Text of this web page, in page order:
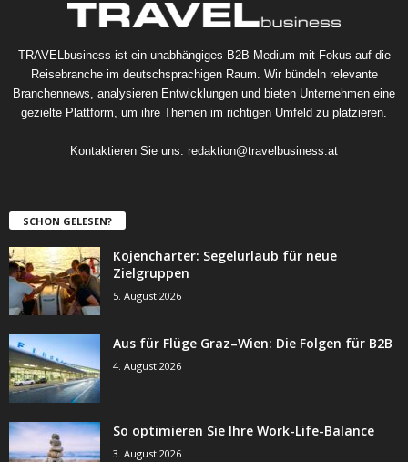
TRAVELbusiness ist ein unabhängiges B2B-Medium mit Fokus auf die
Reisebranche im deutschsprachigen Raum. Wir bündeln relevante
Branchennews, analysieren Entwicklungen und bieten Unternehmen eine
gezielte Plattform, um ihre Themen im richtigen Umfeld zu platzieren.
Kontaktieren Sie uns: redaktion@travelbusiness.at
SCHON GELESEN?
Kojencharter: Segelurlaub für neue
Zielgruppen
5. August 2026
Aus für Flüge Graz–Wien: Die Folgen für B2B
4. August 2026
So optimieren Sie Ihre Work-Life-Balance
3. August 2026